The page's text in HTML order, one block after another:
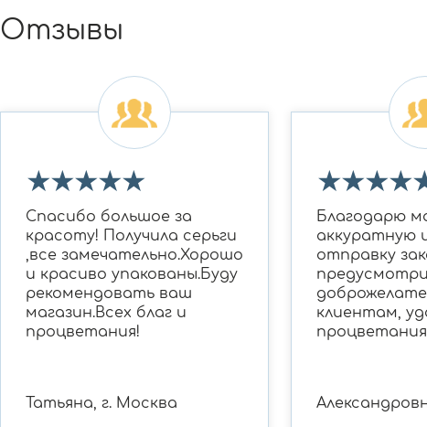
Отзывы
★★★★★
Спасибо большое за
красоту! Получила серьги
,все замечательно.Хорошо
и красиво упакованы.Буду
рекомендовать ваш
магазин.Всех благ и
процветания!
Татьяна, г. Москва
★★★★
Благодарю
аккуратную
отправку
клиентам,